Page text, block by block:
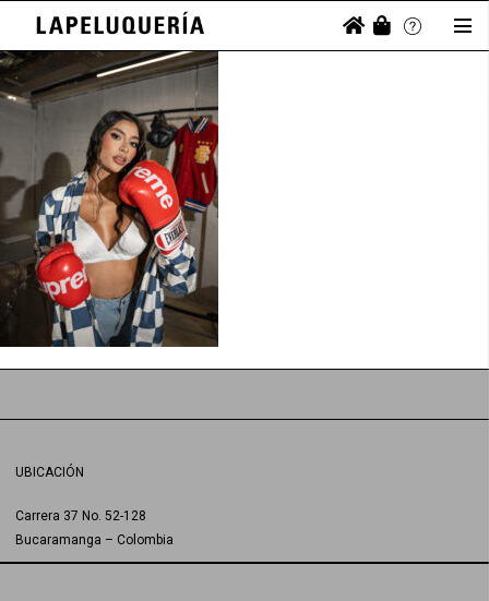
UBICACIÓN
Carrera 37 No. 52-128
Bucaramanga – Colombia